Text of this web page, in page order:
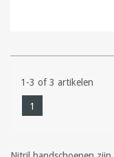
1-3 of 3 artikelen
1